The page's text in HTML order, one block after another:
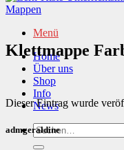
Menü
Home
Über uns
Shop
Info
News
Suchen
nach:
Klettmappe
Dieser Eintrag wurde
admgeraldine